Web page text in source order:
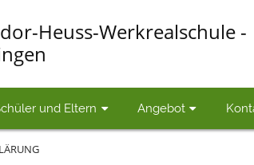
Heuss-Werkrealschule -
und Eltern Angebot